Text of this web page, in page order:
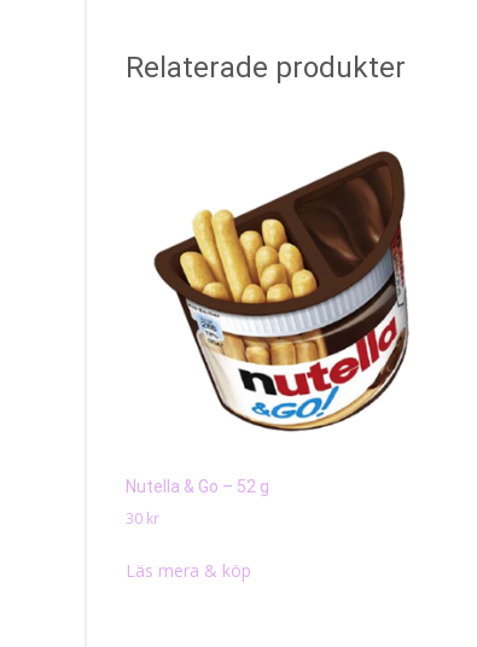
Relaterade produkter
Nutella & Go – 52 g
30 kr
Läs mera & köp